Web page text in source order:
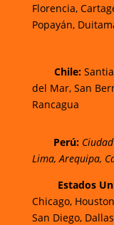
Florencia,
Popayán,
Chile:
del Mar, San
Rancagua
Perú:
Lima, Arequipa,
Estados
Chicago,
San Diego,